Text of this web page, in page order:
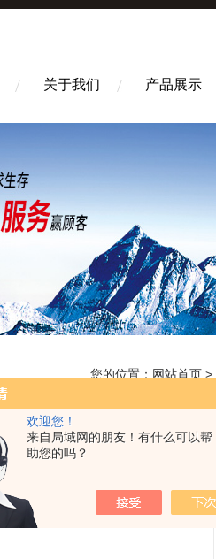
欢迎您！
来自局域网的朋友！有什么可以帮
助您的吗？
关于我们 产品展示
您的位置： 网站首页 >